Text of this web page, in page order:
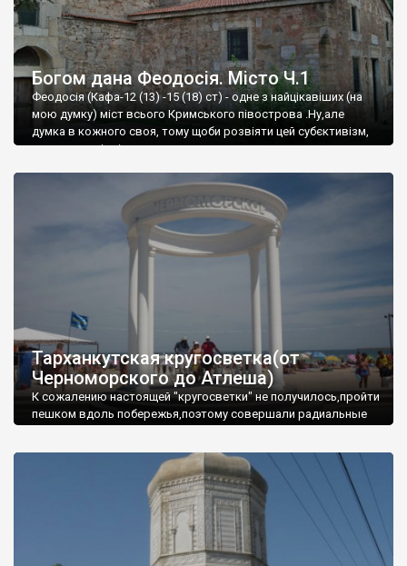
Богом дана Феодосія. Місто Ч.1
Феодосія (Кафа-12 (13) -15 (18) ст) - одне з найцікавіших (на
мою думку) міст всього Кримського півострова .Ну,але
думка в кожного своя, тому щоби розвіяти цей субєктивізм,
запрошую відвідати це
Тарханкутская кругосветка(от
Черноморского до Атлеша)
К сожалению настоящей "кругосветки" не получилось,пройти
пешком вдоль побережья,поэтому совершали радиальные